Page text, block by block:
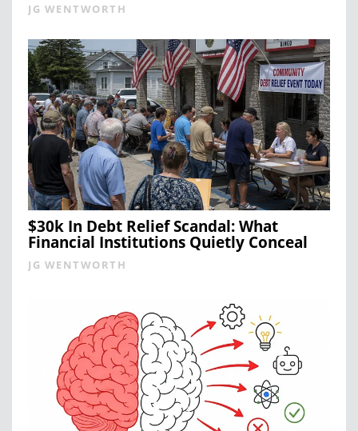
JG WENTWORTH
$30k In Debt Relief Scandal: What
Financial Institutions Quietly Conceal
JG WENTWORTH